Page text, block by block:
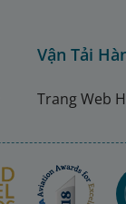
Vận Tải
Trang Web